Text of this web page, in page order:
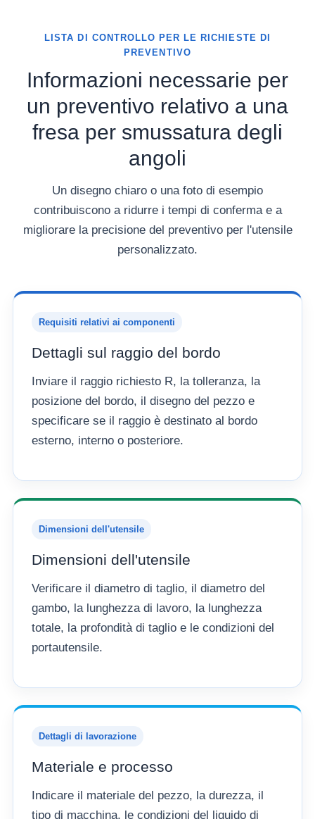
LISTA DI CONTROLLO PER LE RICHIESTE DI
PREVENTIVO
Informazioni necessarie per
un preventivo relativo a una
fresa per smussatura degli
angoli
Un disegno chiaro o una foto di esempio
contribuiscono a ridurre i tempi di conferma e a
migliorare la precisione del preventivo per l'utensile
personalizzato.
Requisiti relativi ai componenti
Dettagli sul raggio del bordo
Inviare il raggio richiesto R, la tolleranza, la
posizione del bordo, il disegno del pezzo e
specificare se il raggio è destinato al bordo
esterno, interno o posteriore.
Dimensioni dell'utensile
Dimensioni dell'utensile
Verificare il diametro di taglio, il diametro del
gambo, la lunghezza di lavoro, la lunghezza
totale, la profondità di taglio e le condizioni del
portautensile.
Dettagli di lavorazione
Materiale e processo
Indicare il materiale del pezzo, la durezza, il
tipo di macchina, le condizioni del liquido di